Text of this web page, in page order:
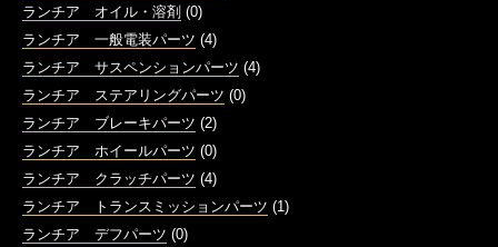
ランチア オイル・溶剤 (0)
ランチア 一般電装パーツ (4)
ランチア サスペンションパーツ (4)
ランチア ステアリングパーツ (0)
ランチア ブレーキパーツ (2)
ランチア ホイールパーツ (0)
ランチア クラッチパーツ (4)
ランチア トランスミッションパーツ (1)
ランチア デフパーツ (0)